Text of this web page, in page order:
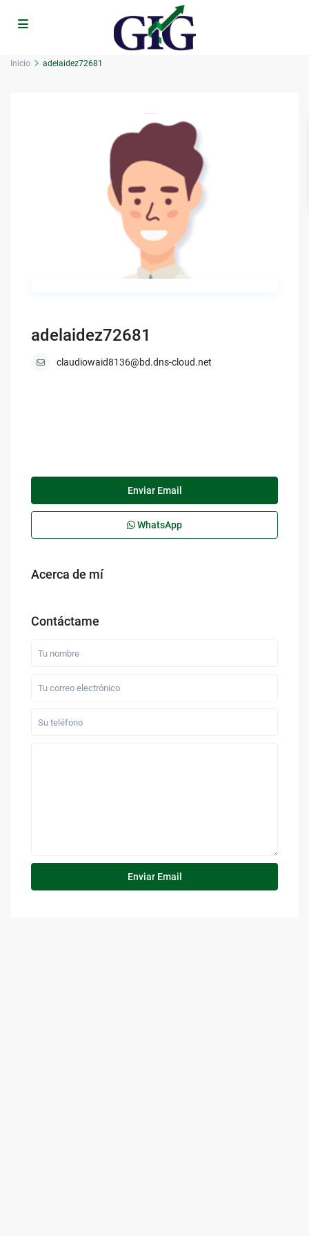
Inicio adelaidez72681
adelaidez72681
claudiowaid8136@bd.dns-cloud.net
Enviar Email
WhatsApp
Acerca de mí
Contáctame